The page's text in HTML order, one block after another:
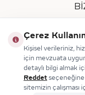
©
Çerez
Kişisel verileriniz,
için mevzuata
detaylı bilgi almak
Reddet seçeneğine
sitemizin çalışması